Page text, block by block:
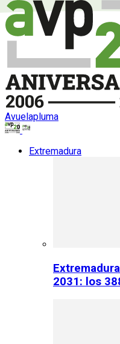
Avuelapluma
Extremadura
2031: los